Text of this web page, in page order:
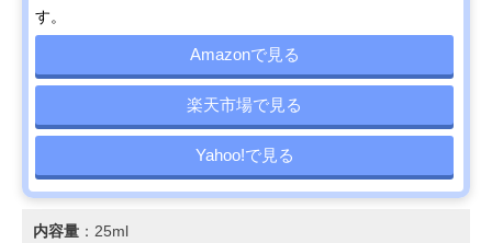
す。
Amazonで見る
楽天市場で見る
Yahoo!で見る
内容量 ：25ml